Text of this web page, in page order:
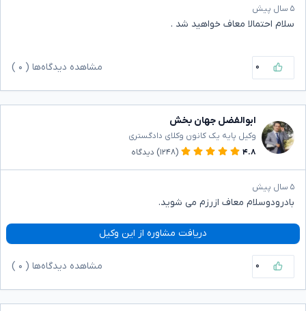
۵ سال پیش
سلام احتمالا معاف خواهید شد .
۰ مشاهده دیدگاه‌ها ( ۰
ابوالفضل جهان بخش
وکیل پایه یک کانون وکلای دادگستری
۴.۸
(۱۲۴۸) دیدگاه
۵ سال پیش
بادرودوسلام معاف ازرزم می شوید.
دریافت مشاوره از این وکیل
۰ مشاهده دیدگاه‌ها ( ۰